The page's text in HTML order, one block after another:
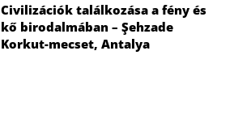
Civilizációk találkozása a fény és
kő birodalmában – Şehzade
Korkut-mecset, Antalya